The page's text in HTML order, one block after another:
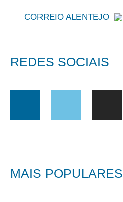
CORREIO ALENTEJO
REDES SOCIAIS
MAIS POPULARES